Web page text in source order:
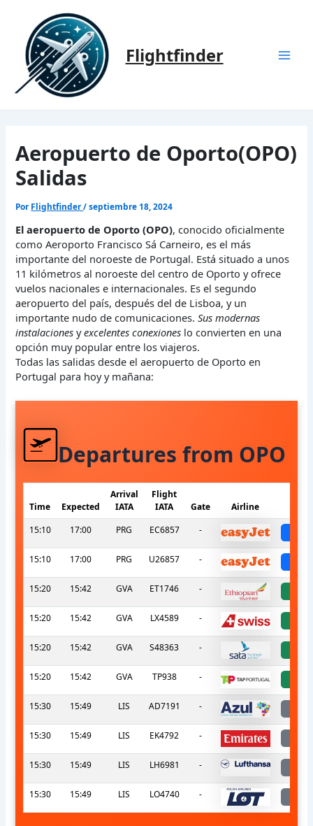
contenido
Flightfinder
Aeropuerto de Oporto(OPO)
Salidas
Por Flightfinder/septiembre 18, 2024
El aeropuerto de Oporto (OPO), conocido oficialmente
como Aeroporto Francisco Sá Carneiro, es el más
importante del noroeste de Portugal. Está situado a unos
11 kilómetros al noroeste del centro de Oporto y ofrece
vuelos nacionales e internacionales. Es el segundo
aeropuerto del país, después del de Lisboa, y un
importante nudo de comunicaciones.Sus modernas
instalaciones yexcelentes conexiones lo convierten en una
opción muy popular entre los viajeros.
Todas las salidas desde el aeropuerto de Oporto en
Portugal para hoy y mañana:
Departures from OPO
Time Expected
Arrival
IATA
Flight
IATA
Gate Airline
15:10
17:00 PRG EC6857 -
15:10 17:00 PRG U26857 -
15:20 15:42 GVA ET1746 -
15:20 15:42 GVA LX4589 -
15:20 15:42 GVA S48363 -
15:20 15:42 GVA TP938 -
15:30 15:49 LIS AD7191 -
15:30 15:49 LIS EK4792 -
15:30 15:49 LIS LH6981 -
15:30 15:49 LIS LO4740 -